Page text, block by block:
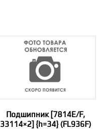
Подшипник [7814E/F,
33114×2] {h=34} (FL936F)